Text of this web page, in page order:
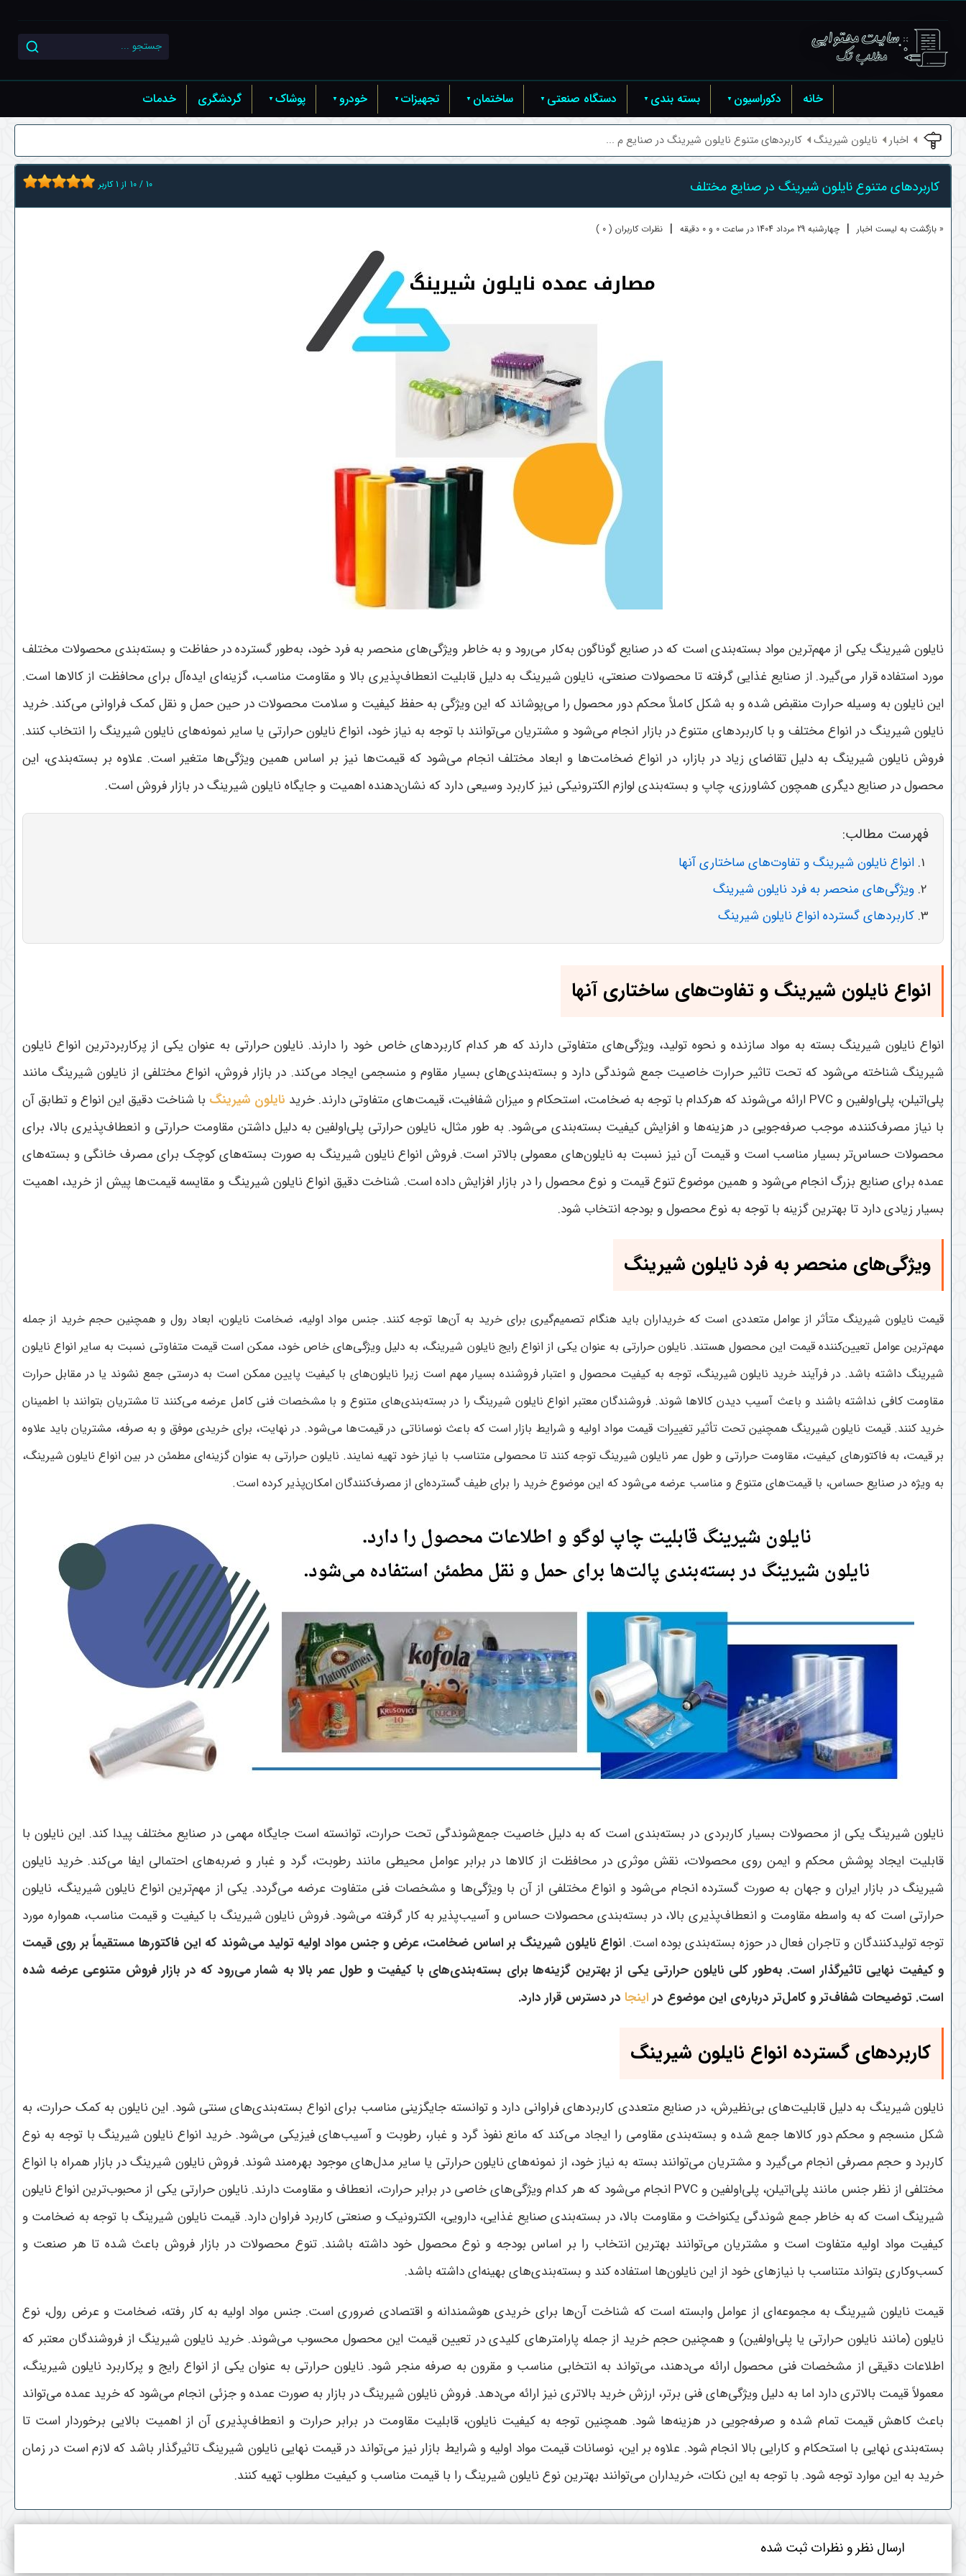
خانه دکوراسیون بسته بندی دستگاه صنعتی ساختمان تجهیزات خودرو پوشاک گردشگری خدمات
اخبار نایلون شیرینگ کاربردهای متنوع نایلون شیرینگ در صنایع م ...
کاربردهای متنوع نایلون شیرینگ در صنایع مختلف 10 / 10 از 1کاربر
« بازگشت به لیست اخبار | چهارشنبه 29 مرداد 1404 در ساعت 0 و 0 دقیقه | نظرات کاربران ( 0 )
نایلون شیرینگ یکی از مهم‌ترین مواد بسته‌بندی است که در صنایع گوناگون به‌کار می‌رود و به خاطر ویژگی‌های منحصر به فرد خود، به‌طور گسترده در حفاظت و بسته‌بندی محصولات مختلف
مورد استفاده قرار می‌گیرد. از صنایع غذایی گرفته تا محصولات صنعتی، نایلون شیرینگ به دلیل قابلیت انعطاف‌پذیری بالا و مقاومت مناسب، گزینه‌ای ایده‌آل برای محافظت از کالاها است.
این نایلون به وسیله حرارت منقبض شده و به شکل کاملاً محکم دور محصول را می‌پوشاند که این ویژگی به حفظ کیفیت و سلامت محصولات در حین حمل و نقل کمک فراوانی می‌کند. خرید
نایلون شیرینگ در انواع مختلف و با کاربردهای متنوع در بازار انجام می‌شود و مشتریان می‌توانند با توجه به نیاز خود، انواع نایلون حرارتی یا سایر نمونه‌های نایلون شیرینگ را انتخاب کنند.
فروش نایلون شیرینگ به دلیل تقاضای زیاد در بازار، در انواع ضخامت‌ها و ابعاد مختلف انجام می‌شود که قیمت‌ها نیز بر اساس همین ویژگی‌ها متغیر است. علاوه بر بسته‌بندی، این
محصول در صنایع دیگری همچون کشاورزی، چاپ و بسته‌بندی لوازم الکترونیکی نیز کاربرد وسیعی دارد که نشان‌دهنده اهمیت و جایگاه نایلون شیرینگ در بازار فروش است.
فهرست مطالب:
انواع نایلون شیرینگ و تفاوت‌های ساختاری آنها
ویژگی‌های منحصر به فرد نایلون شیرینگ
کاربردهای گسترده انواع نایلون شیرینگ
انواع نایلون شیرینگ و تفاوت‌های ساختاری آنها
انواع نایلون شیرینگ بسته به مواد سازنده و نحوه تولید، ویژگی‌های متفاوتی دارند که هر کدام کاربردهای خاص خود را دارند. نایلون حرارتی به عنوان یکی از پرکاربردترین انواع نایلون
شیرینگ شناخته می‌شود که تحت تاثیر حرارت خاصیت جمع شوندگی دارد و بسته‌بندی‌های بسیار مقاوم و منسجمی ایجاد می‌کند. در بازار فروش، انواع مختلفی از نایلون شیرینگ مانند
پلی‌اتیلن، پلی‌اولفین و
ارائه می‌شوند که هرکدام با توجه به ضخامت، استحکام و میزان شفافیت، قیمت‌های متفاوتی دارند. خرید نایلون شیرینگ با شناخت دقیق این انواع و تطابق آن
با نیاز مصرف‌کننده، موجب صرفه‌جویی در هزینه‌ها و افزایش کیفیت بسته‌بندی می‌شود. به طور مثال، نایلون حرارتی پلی‌اولفین به دلیل داشتن مقاومت حرارتی و انعطاف‌پذیری بالا، برای
محصولات حساس‌تر بسیار مناسب است و قیمت آن نیز نسبت به نایلون‌های معمولی بالاتر است. فروش انواع نایلون شیرینگ به صورت بسته‌های کوچک برای مصرف خانگی و بسته‌های
عمده برای صنایع بزرگ انجام می‌شود و همین موضوع تنوع قیمت و نوع محصول را در بازار افزایش داده است. شناخت دقیق انواع نایلون شیرینگ و مقایسه قیمت‌ها پیش از خرید، اهمیت
بسیار زیادی دارد تا بهترین گزینه با توجه به نوع محصول و بودجه انتخاب شود.
ویژگی‌های منحصر به فرد نایلون شیرینگ
قیمت نایلون شیرینگ متأثر از عوامل متعددی است که خریداران باید هنگام تصمیم‌گیری برای خرید به آن‌ها توجه کنند. جنس مواد اولیه، ضخامت نایلون، ابعاد رول و همچنین حجم خرید از جمله
مهم‌ترین عوامل تعیین‌کننده قیمت این محصول هستند. نایلون حرارتی به عنوان یکی از انواع رایج نایلون شیرینگ، به دلیل ویژگی‌های خاص خود، ممکن است قیمت متفاوتی نسبت به سایر انواع نایلون
شیرینگ داشته باشد. در فرآیند خرید نایلون شیرینگ، توجه به کیفیت محصول و اعتبار فروشنده بسیار مهم است زیرا نایلون‌های با کیفیت پایین ممکن است به درستی جمع نشوند یا در مقابل حرارت
مقاومت کافی نداشته باشند و باعث آسیب دیدن کالاها شوند. فروشندگان معتبر انواع نایلون شیرینگ را در بسته‌بندی‌های متنوع و با مشخصات فنی کامل عرضه می‌کنند تا مشتریان بتوانند با اطمینان
خرید کنند. قیمت نایلون شیرینگ همچنین تحت تأثیر تغییرات قیمت مواد اولیه و شرایط بازار است که باعث نوساناتی در قیمت‌ها می‌شود. در نهایت، برای خریدی موفق و به صرفه، مشتریان باید علاوه
بر قیمت، به فاکتورهای کیفیت، مقاومت حرارتی و طول عمر نایلون شیرینگ توجه کنند تا محصولی متناسب با نیاز خود تهیه نمایند. نایلون حرارتی به عنوان گزینه‌ای مطمئن در بین انواع نایلون شیرینگ،
به ویژه در صنایع حساس، با قیمت‌های متنوع و مناسب عرضه می‌شود که این موضوع خرید را برای طیف گسترده‌ای از مصرف‌کنندگان امکان‌پذیر کرده است.
نایلون شیرینگ یکی از محصولات بسیار کاربردی در بسته‌بندی است که به دلیل خاصیت جمع‌شوندگی تحت حرارت، توانسته است جایگاه مهمی در صنایع مختلف پیدا کند. این نایلون با
قابلیت ایجاد پوشش محکم و ایمن روی محصولات، نقش موثری در محافظت از کالاها در برابر عوامل محیطی مانند رطوبت، گرد و غبار و ضربه‌های احتمالی ایفا می‌کند. خرید نایلون
شیرینگ در بازار ایران و جهان به صورت گسترده انجام می‌شود و انواع مختلفی از آن با ویژگی‌ها و مشخصات فنی متفاوت عرضه می‌گردد. یکی از مهم‌ترین انواع نایلون شیرینگ، نایلون
حرارتی است که به واسطه مقاومت و انعطاف‌پذیری بالا، در بسته‌بندی محصولات حساس و آسیب‌پذیر به کار گرفته می‌شود. فروش نایلون شیرینگ با کیفیت و قیمت مناسب، همواره مورد
توجه تولیدکنندگان و تاجران فعال در حوزه بسته‌بندی بوده است. انواع نایلون شیرینگ بر اساس ضخامت، عرض و جنس مواد اولیه تولید می‌شوند که این فاکتورها مستقیماً بر روی قیمت
و کیفیت نهایی تاثیرگذار است. به‌طور کلی نایلون حرارتی یکی از بهترین گزینه‌ها برای بسته‌بندی‌های با کیفیت و طول عمر بالا به شمار می‌رود که در بازار فروش متنوعی عرضه شده
است. توضیحات شفاف‌تر و کامل‌تر درباره‌ی این موضوع در اینجا در دسترس قرار دارد.
کاربردهای گسترده انواع نایلون شیرینگ
نایلون شیرینگ به دلیل قابلیت‌های بی‌نظیرش، در صنایع متعددی کاربردهای فراوانی دارد و توانسته جایگزینی مناسب برای انواع بسته‌بندی‌های سنتی شود. این نایلون به کمک حرارت، به
شکل منسجم و محکم دور کالاها جمع شده و بسته‌بندی مقاومی را ایجاد می‌کند که مانع نفوذ گرد و غبار، رطوبت و آسیب‌های فیزیکی می‌شود. خرید انواع نایلون شیرینگ با توجه به نوع
کاربرد و حجم مصرفی انجام می‌گیرد و مشتریان می‌توانند بسته به نیاز خود، از نمونه‌های نایلون حرارتی یا سایر مدل‌های موجود بهره‌مند شوند. فروش نایلون شیرینگ در بازار همراه با انواع
مختلفی از نظر جنس مانند پلی‌اتیلن، پلی‌اولفین و PVC
انجام می‌شود که هر کدام ویژگی‌های خاصی در برابر حرارت، انعطاف و مقاومت دارند. نایلون حرارتی یکی از محبوب‌ترین انواع نایلون
شیرینگ است که به خاطر جمع شوندگی یکنواخت و مقاومت بالا، در بسته‌بندی صنایع غذایی، دارویی، الکترونیک و صنعتی کاربرد فراوان دارد. قیمت نایلون شیرینگ با توجه به ضخامت و
کیفیت مواد اولیه متفاوت است و مشتریان می‌توانند بهترین انتخاب را بر اساس بودجه و نوع محصول خود داشته باشند. تنوع محصولات در بازار فروش باعث شده تا هر صنعت و
کسب‌وکاری بتواند متناسب با نیازهای خود از این نایلون‌ها استفاده کند و بسته‌بندی‌های بهینه‌ای داشته باشد.
قیمت نایلون شیرینگ به مجموعه‌ای از عوامل وابسته است که شناخت آن‌ها برای خریدی هوشمندانه و اقتصادی ضروری است. جنس مواد اولیه به کار رفته، ضخامت و عرض رول، نوع
نایلون (مانند نایلون حرارتی یا پلی‌اولفین) و همچنین حجم خرید از جمله پارامترهای کلیدی در تعیین قیمت این محصول محسوب می‌شوند. خرید نایلون شیرینگ از فروشندگان معتبر که
اطلاعات دقیقی از مشخصات فنی محصول ارائه می‌دهند، می‌تواند به انتخابی مناسب و مقرون به صرفه منجر شود. نایلون حرارتی به عنوان یکی از انواع رایج و پرکاربرد نایلون شیرینگ،
معمولاً قیمت بالاتری دارد اما به دلیل ویژگی‌های فنی برتر، ارزش خرید بالاتری نیز ارائه می‌دهد. فروش نایلون شیرینگ در بازار به صورت عمده و جزئی انجام می‌شود که خرید عمده می‌تواند
باعث کاهش قیمت تمام شده و صرفه‌جویی در هزینه‌ها شود. همچنین توجه به کیفیت نایلون، قابلیت مقاومت در برابر حرارت و انعطاف‌پذیری آن از اهمیت بالایی برخوردار است تا
بسته‌بندی نهایی با استحکام و کارایی بالا انجام شود. علاوه بر این، نوسانات قیمت مواد اولیه و شرایط بازار نیز می‌تواند در قیمت نهایی نایلون شیرینگ تاثیرگذار باشد که لازم است در زمان
خرید به این موارد توجه شود. با توجه به این نکات، خریداران می‌توانند بهترین نوع نایلون شیرینگ را با قیمت مناسب و کیفیت مطلوب تهیه کنند.
ارسال نظر و نظرات ثبت شده